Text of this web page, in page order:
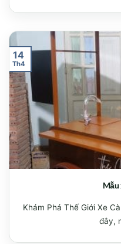
Mẫu
Khám Phá Thế Giới Xe
đây,
14
Th4